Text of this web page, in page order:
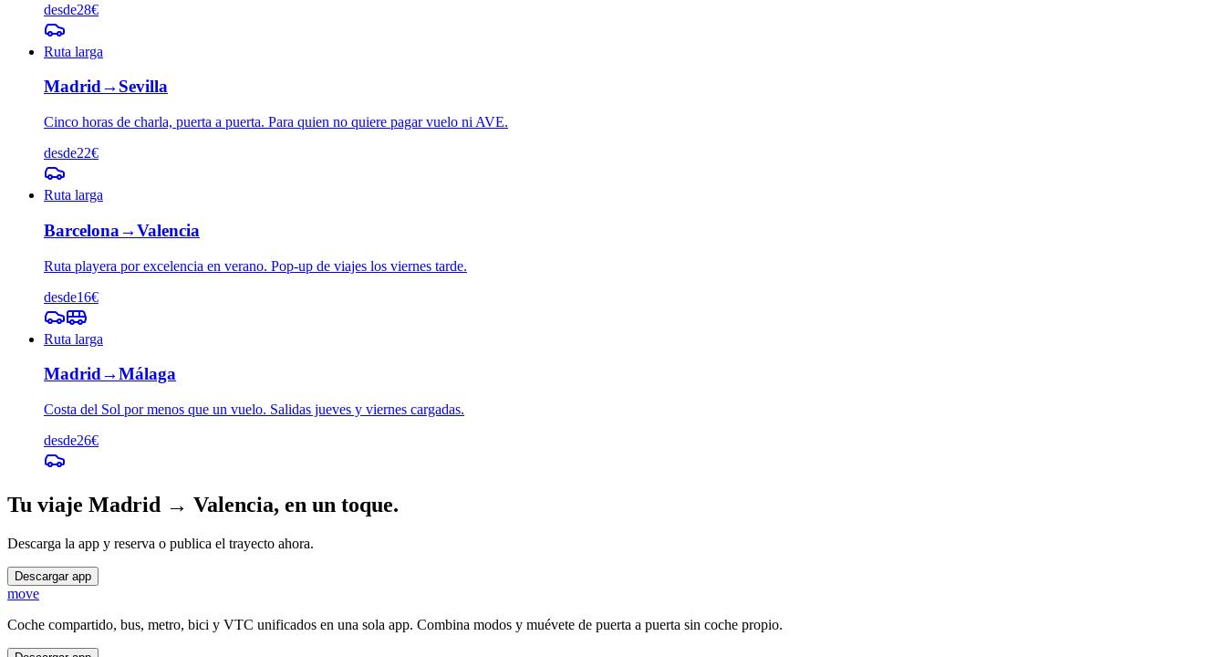
desde28€
Ruta larga
Madrid→ Sevilla
Cinco horas de charla, puerta a puerta. Para quien no quiere pagar vuelo ni AVE.
desde22€
Ruta larga
Barcelona→Valencia
Ruta playera por excelencia en verano. Pop-up de viajes los viernes tarde.
desde16€
Ruta larga
Madrid→Málaga
Costa del Sol por menos que un vuelo. Salidas jueves y viernes cargadas.
desde26€
Tu viaje Madrid → Valencia, en un toque.
Descarga la app y reserva o publica el trayecto ahora.
Descargar app
move
Coche compartido, bus, metro, bici y VTC unificados en una sola app. Combina modos y muévete de puerta a puerta sin coche propio.